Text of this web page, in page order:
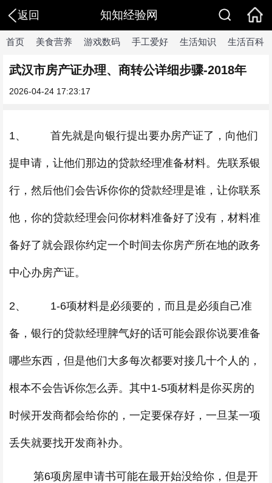
返回 知知经验网
首页 美食营养 游戏数码 手工爱好 生活知识 生活百科
武汉市房产证办理、商转公详细步骤-2018年
2026-04-24 17:23:17
1、 首先就是向银行提出要办房产证了，向他们
提申请，让他们那边的贷款经理准备材料。先联系银
行，然后他们会告诉你你的贷款经理是谁，让你联系
他，你的贷款经理会问你材料准备好了没有，材料准
备好了就会跟你约定一个时间去你房产所在地的政务
中心办房产证。
2、 1-6项材料是必须要的，而且是必须自己准
备，银行的贷款经理脾气好的话可能会跟你说要准备
哪些东西，但是他们大多每次都要对接几十个人的，
根本不会告诉你怎么弄。其中1-5项材料是你买房的
时候开发商都会给你的，一定要保存好，一旦某一项
丢失就要找开发商补办。
第6项房屋申请书可能在最开始没给你，但是开